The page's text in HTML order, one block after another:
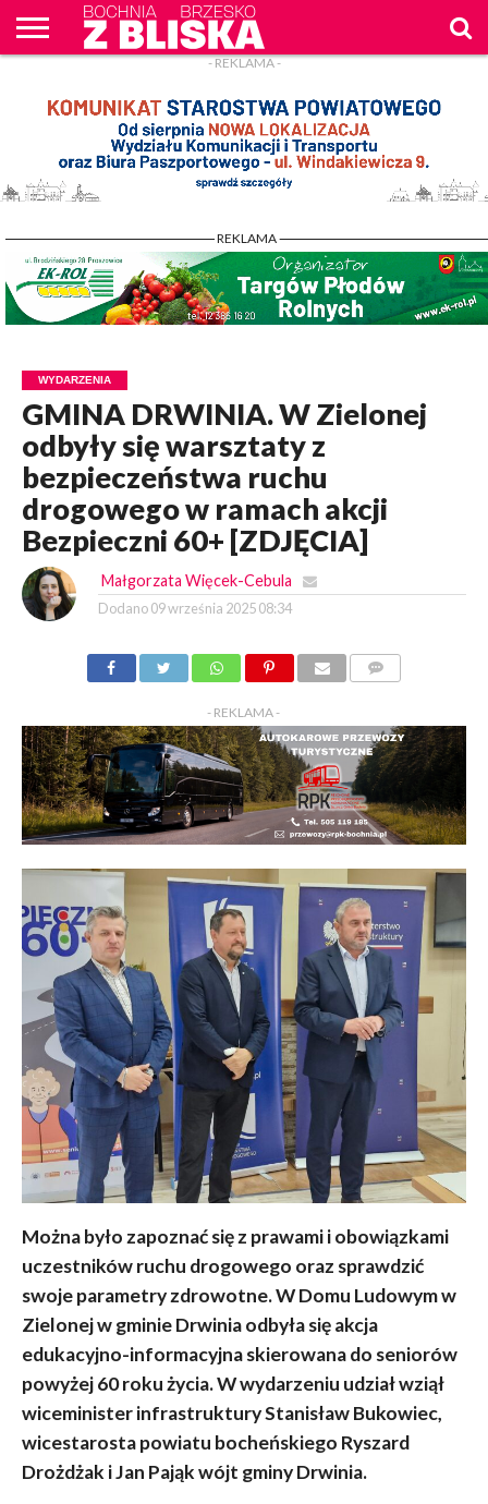
WPROST
REKLAM
- REKLAMA -
- REKLAMA -
WYDARZENIA
GMINA DRWINIA. W Zielonej
odbyły się warsztaty z
bezpieczeństwa ruchu
drogowego w ramach akcji
Bezpieczni 60+ [ZDJĘCIA]
Małgorzata Więcek-Cebula
Dodano 09 września 2025 08:34
- REKLAMA -
Można było zapoznać się z prawami i obowiązkami
uczestników ruchu drogowego oraz sprawdzić
swoje parametry zdrowotne. W Domu Ludowym w
Zielonej w gminie Drwinia odbyła się akcja
edukacyjno-informacyjna skierowana do seniorów
powyżej 60 roku życia. W wydarzeniu udział wziął
wiceminister infrastruktury Stanisław Bukowiec,
wicestarosta powiatu bocheńskiego Ryszard
Drożdżak i Jan Pająk wójt gminy Drwinia.